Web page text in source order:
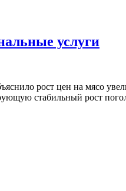
услуги
рост цен на мясо
стабильный рост